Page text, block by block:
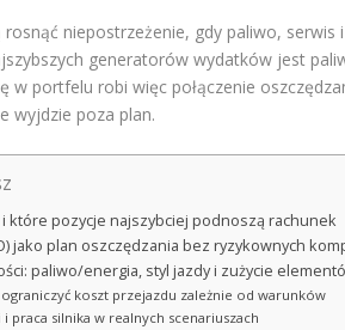
niepostrzeżenie, gdy paliwo, serwis
generatorów wydatków jest
w portfelu robi więc połączenie
wyjdzie poza plan.
które pozycje najszybciej podnoszą rachunek
jako plan oszczędzania bez ryzykownych
paliwo/energia, styl jazdy i zużycie
koszt przejazdu zależnie od warunków
praca silnika w realnych scenariuszach